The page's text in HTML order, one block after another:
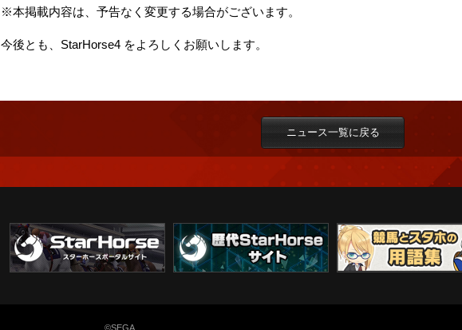
※本掲載内容は、予告なく変更する場合がございます。
今後とも、StarHorse4 をよろしくお願いします。
ニュース一覧に戻る
©SEGA